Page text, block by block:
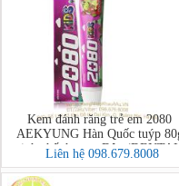
Kem đánh răng trẻ em 2080
AEKYUNG Hàn Quốc tuýp
tinh chất hương Dâu (DENTAL
CLINIC 2080 Kids Toothpaste
(Strawberry))
Liên hệ 098.679.8008